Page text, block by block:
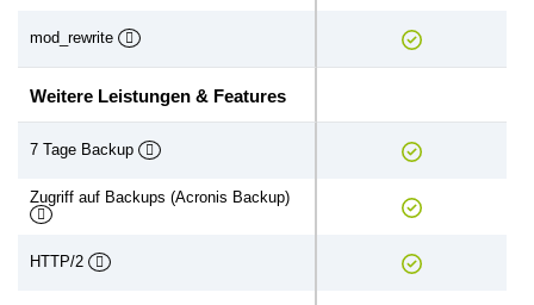
mod_rewrite
Weitere Leistungen & Features
7 Tage Backup
Zugriff auf Backups (Acronis Backup)
HTTP/2